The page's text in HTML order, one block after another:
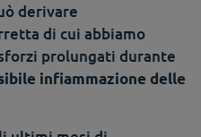
derivare
di cui abbiamo
prolungati durante
infiammazione delle